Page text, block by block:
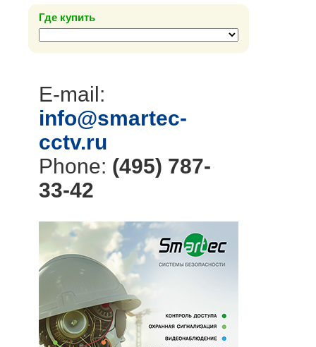
Где купить
E-mail:
info@smartec-
cctv.ru
Phone: (495) 787-
33-42